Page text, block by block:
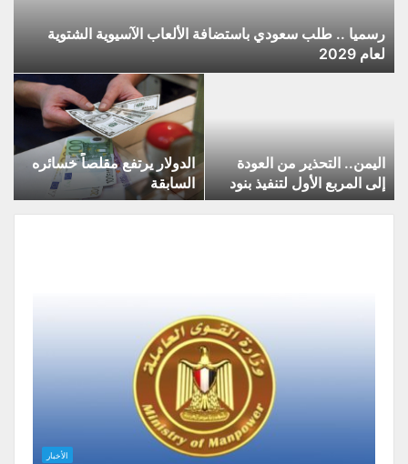
رسميا .. طلب سعودي باستضافة الألعاب الآسيوية الشتوية
لعام 2029
اليمن.. التحذير من العودة
إلى المربع الأول لتنفيذ بنود
الهدنة
الدولار يرتفع مقلصاً خسائره
السابقة
الأخبار